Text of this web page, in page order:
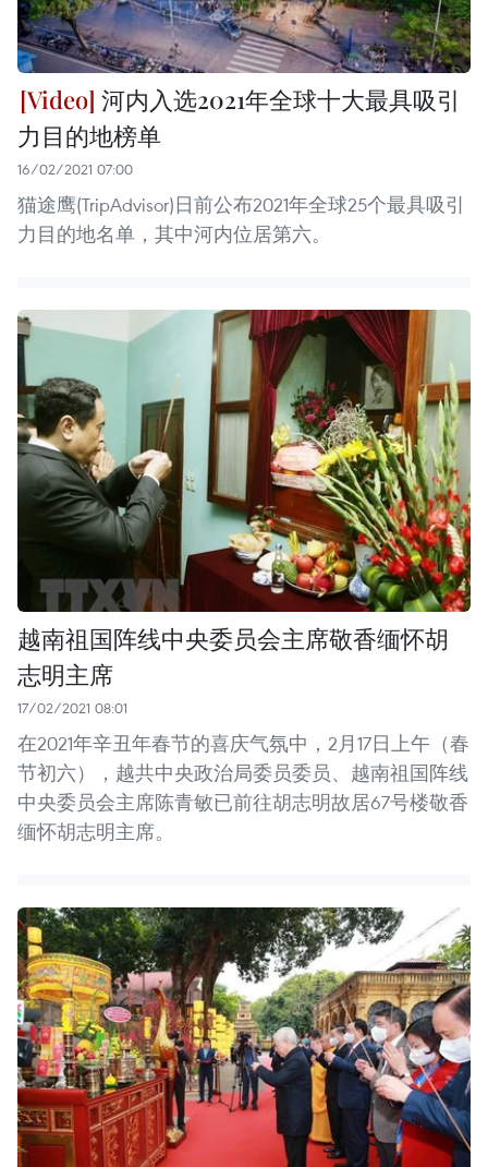
河内入选2021年全球十大最具吸引
力目的地榜单
16/02/2021 07:00
​猫途鹰(TripAdvisor)日前公布2021年全球25个最具吸引
力目的地名单，其中河内位居第六。
越南祖国阵线中央委员会主席敬香缅怀胡
志明主席
17/02/2021 08:01
在2021年辛丑年春节的喜庆气氛中，2月17日上午（春
节初六），越共中央政治局委员委员、越南祖国阵线
中央委员会主席陈青敏已前往胡志明故居67号楼敬香
缅怀胡志明主席。